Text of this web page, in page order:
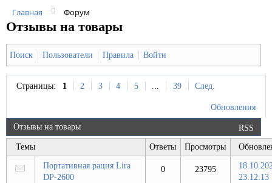
Главная Форум
Отзывы на товары
Поиск Пользователи Правила Войти
Страницы: 1 2 3 4 5 ... 39 След.
Обновления
RSS
Отзывы на товары
Темы Ответы Просмотры
Портативная рация Lira
DP-2600
0 23795
23:12:13